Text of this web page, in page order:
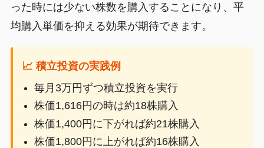
った時には少ない株数を購入することになり、平
均購入単価を抑える効果が期待できます。
📈 積立投資の実践例
毎月3万円ずつ積立投資を実行
株価1,616円の時は約18株購入
株価1,400円に下がれば約21株購入
株価1,800円に上がれば約16株購入